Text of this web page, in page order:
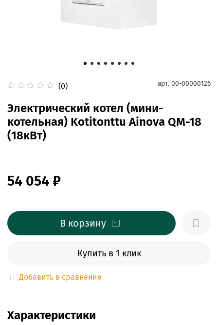
(0) арт. 00-00000126
Электрический котел (мини-
котельная) Kotitonttu Ainova QM-18
(18кВт)
54 054 ₽
В корзину
Купить в 1 клик
Добавить в сравнение
Характеристики